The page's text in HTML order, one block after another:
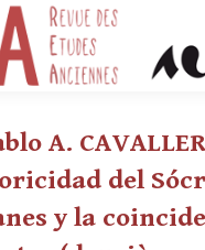
A.
del
y la